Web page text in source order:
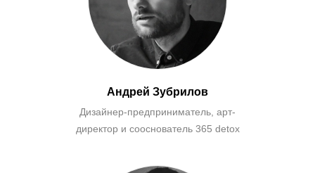
Андрей Зубрилов
Дизайнер-предприниматель, арт-
директор и сооснователь 365 detox